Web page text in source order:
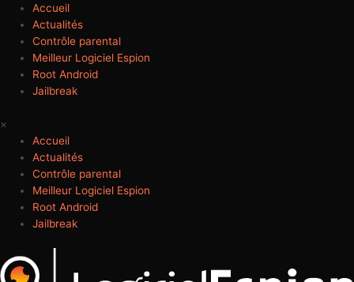
Aller
contenu
Accueil
Actualités
Contrôle parental
Meilleur Logiciel Espion
Root Android
Jailbreak
×
Accueil
Actualités
Contrôle parental
Meilleur Logiciel Espion
Root Android
Jailbreak